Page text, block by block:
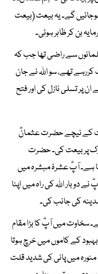
گے۔ یہ بیعت (بیعت
بن کر ظاہر ہوئی۔
سے راضی تھا جب کہ
تھے، سو اﷲ نے جان
پر تسلی نازل کی اور فتح
نے درخت کے نیچے حضرت عثمانؓ
پر بیعت کی۔ حضرت
ہے۔ آپؓ عشرۂ مبشرہ میں
دو بار اﷲ کی راہ میں اپنا
کی جانب کی۔
سخاوت میں آپؓ کا بڑا مقام
کے کاموں میں خرچ ہوتا
میں پانی کی شدید قلت